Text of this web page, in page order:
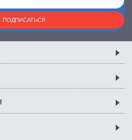
ПОДПИСАТЬСЯ